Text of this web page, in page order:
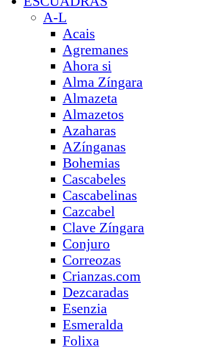
A-L
Acais
Agremanes
Ahora si
Alma Zíngara
Almazeta
Almazetos
Azaharas
AZínganas
Bohemias
Cascabeles
Cascabelinas
Cazcabel
Clave Zíngara
Conjuro
Correozas
Crianzas.com
Dezcaradas
Esenzia
Esmeralda
Folixa